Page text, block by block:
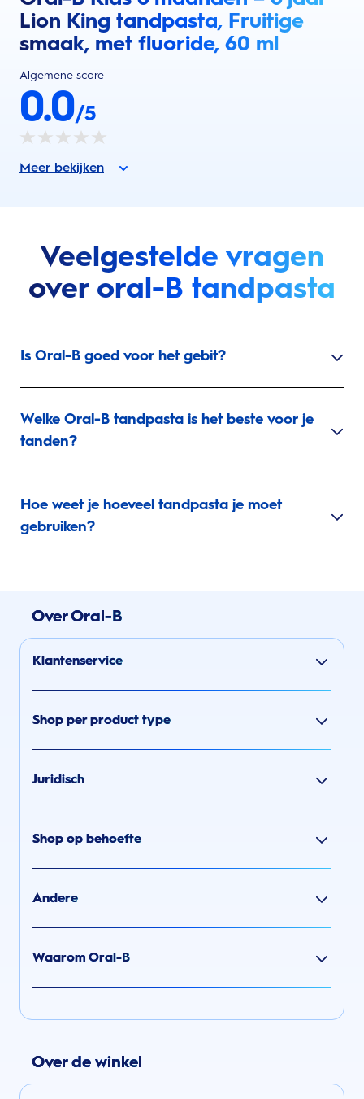
Lion King tandpasta, Fruitige
smaak, met fluoride, 60 ml
Algemene score
0.0/5
Meer bekijken
Veelgestelde vragen
over oral-B tandpasta
Is Oral-B goed voor het gebit?
Welke Oral-B tandpasta is het beste voor je
tanden?
Hoe weet je hoeveel tandpasta je moet
gebruiken?
Over Oral-B
Klantenservice
Shop per product type
Juridisch
Shop op behoefte
Andere
Waarom Oral-B
Over de winkel